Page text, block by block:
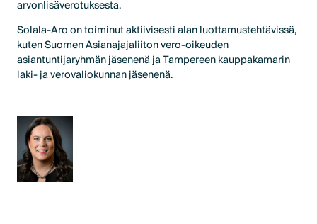
arvonlisäverotuksesta.
Solala-Aro on toiminut aktiivisesti alan luottamustehtävissä,
kuten Suomen Asianajajaliiton vero-oikeuden
asiantuntijaryhmän jäsenenä ja Tampereen kauppakamarin
laki- ja verovaliokunnan jäsenenä.